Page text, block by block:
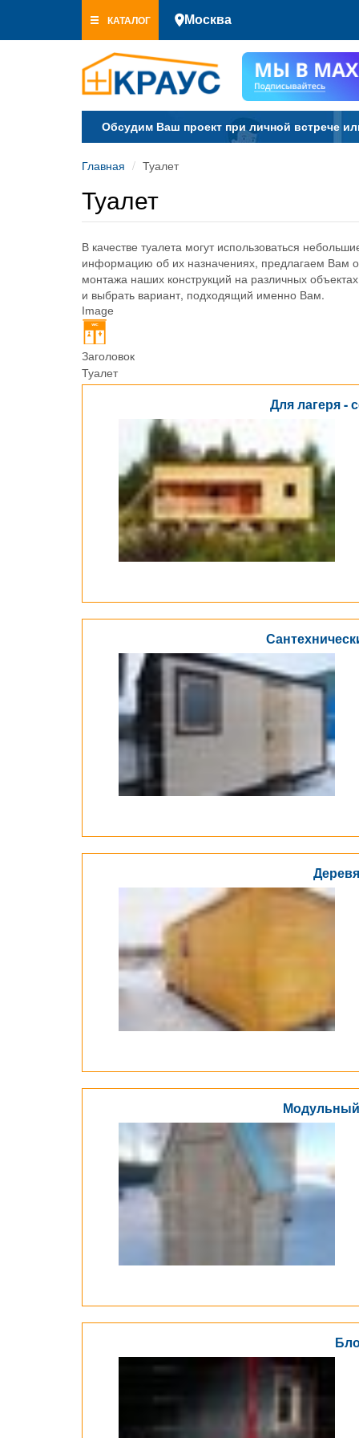
основному
КАТАЛОГ Москва
Обсудим Ваш проект при личной встрече
Главная Туалет
Туалет
В качестве туалета могут использоваться
информацию об их назначениях, предлагаем Вам
монтажа наших конструкций на различных
и выбрать вариант, подходящий именно Вам.
Image
Заголовок
Туалет
Для лагеря -
Модульный